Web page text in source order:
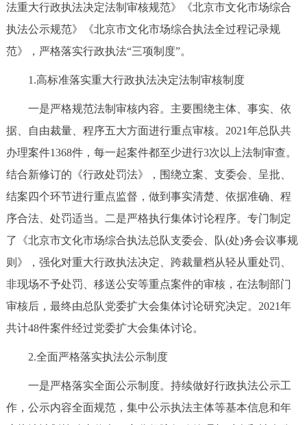
法重大行政执法决定法制审核规范》《北京市文化市场综合
执法公示规范》《北京市文化市场综合执法全过程记录规
范》，严格落实行政执法“三项制度”。
1.高标准落实重大行政执法决定法制审核制度
一是严格规范法制审核内容。主要围绕主体、事实、依
据、自由裁量、程序五大方面进行重点审核。2021年总队共
办理案件1368件，每一起案件都至少进行3次以上法制审查。
结合新修订的《行政处罚法》，围绕立案、支委会、呈批、
结案四个环节进行重点监督，做到事实清楚、依据准确、程
序合法、处罚适当。二是严格执行集体讨论程序。专门制定
了《北京市文化市场综合执法总队支委会、队(处)务会议事规
则》，强化对重大行政执法决定、跨裁量档从轻从重处罚、
非现场不予处罚、移送公安等重点案件的审核，在法制部门
审核后，最终由总队党委扩大会集体讨论研究决定。2021年
共计48件案件经过党委扩大会集体讨论。
2.全面严格落实执法公示制度
一是严格落实全面公示制度。持续做好行政执法公示工
作，公示内容全面规范，集中公示执法主体等基本信息和年